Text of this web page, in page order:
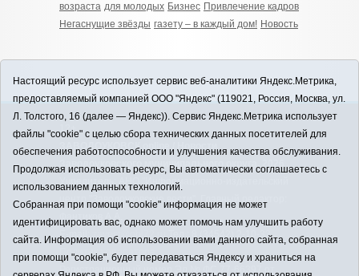
возраста для молодых Бизнес Привлечение кадров
Негаснущие звёзды газету – в каждый дом! Новость
12+
ЗАВОДОУКОВСК online / Новости
Заводоуковского муниципального округа, 2026
Учредитель: АНО "Информационно-издательский
центр "Заводоуковские вести". Главный редактор:
E-mail:
zavest@obl72.ru
Тел.: 8 (34542) 2-10-33
Политика оператора
Регистрационный номер Эл № ФС 77-66397 от
Настоящий ресурс использует сервис веб-аналитики Яндекс.Метрика,
предоставляемый компанией ООО "Яндекс" (119021, Россия, Москва, ул.
Л. Толстого, 16 (далее — Яндекс)). Сервис Яндекс.Метрика использует
файлы "cookie" с целью сбора технических данных посетителей для
обеспечения работоспособности и улучшения качества обслуживания.
Продолжая использовать ресурс, Вы автоматически соглашаетесь с
использованием данных технологий.
Собранная при помощи "cookie" информация не может
идентифицировать вас, однако может помочь нам улучшить работу
сайта. Информация об использовании вами данного сайта, собранная
при помощи "cookie", будет передаваться Яндексу и храниться на